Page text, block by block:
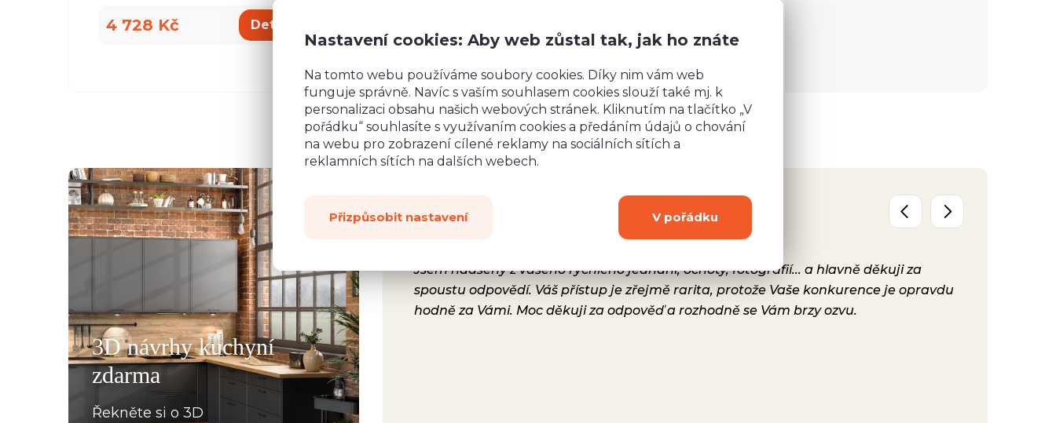
4 728 Kč Detail
3D návrhy kuchyní
zdarma
Řekněte si o 3D
deseti. Kuchyň je krásná a kvalitní. Ochotný personál,
mi pomohla se vším a komunikovala ihned, bez prodlení.
které jsme postupně upravovaly, stejně tak mi poslala i
pracovních desek a korpusů skříní. Montéři u nás strávili
s každou překážkou, která na ně ať už ze strany
křivých zdí apod., vykoukla. Nakonec při předání
Jsem nadšený z vašeho rychlého jednání, ochoty, fotografií... a hlavně děkuji za
spoustu odpovědí. Váš přístup je zřejmě rarita, protože Vaše konkurence je opravdu
hodně za Vámi. Moc děkuji za odpověď a rozhodně se Vám brzy ozvu.
Nastavení cookies: Aby web zůstal tak, jak ho znáte
Na tomto webu používáme soubory cookies. Díky nim vám web
funguje správně. Navíc s vaším souhlasem cookies slouží také mj. k
personalizaci obsahu našich webových stránek. Kliknutím na tlačítko „V
pořádku“ souhlasíte s využívaním cookies a předáním údajů o chování
na webu pro zobrazení cílené reklamy na sociálních sítích a
reklamních sítích na dalších webech.
Přizpůsobit nastavení V pořádku